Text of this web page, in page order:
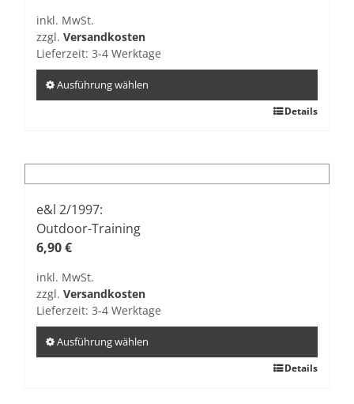
der
Produktseite
werden
inkl. MwSt.
zzgl. Versandkosten
Lieferzeit: 3-4 Werktage
Ausführung wählen
mehrere
Varianten
auf.
Die
Optionen
auf
der
gewählt
werden
Details
e&l 2/1997:
Outdoor-Training
6,90€
inkl. MwSt.
zzgl. Versandkosten
Lieferzeit: 3-4 Werktage
Ausführung wählen
Details